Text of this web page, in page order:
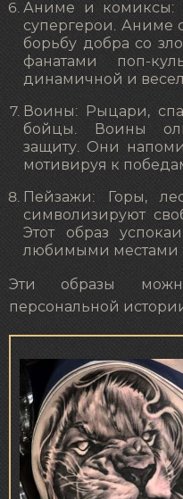
Аниме и комиксы:
супергерои. Аниме
борьбу добра со
фанатами поп-
динамичной и
Воины: Рыцари,
бойцы. Воины
защиту. Они
мотивируя к
Пейзажи: Горы,
символизируют
Этот образ
любимыми местами
Эти образы
персональной